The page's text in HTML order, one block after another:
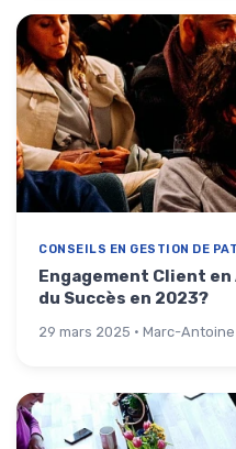
CONSEILS EN GESTION DE
Engagement Client en
du Succès en 2023?
29 mars 2025 · Marc-